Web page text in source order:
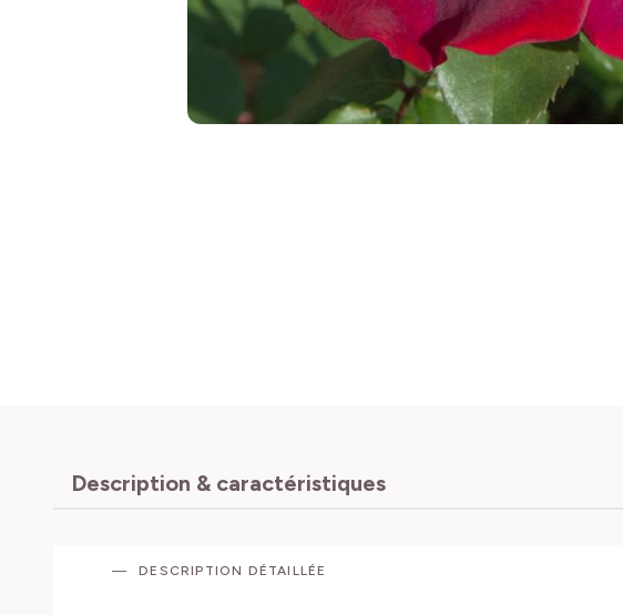
Description & caractéristiques
DESCRIPTION DÉTAILLÉE